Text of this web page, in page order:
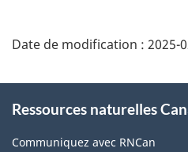
Date de modification : 2025-
this
site
Ressources naturelles
Communiquez avec RNCan